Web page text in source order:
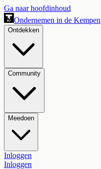
Ga naar hoofdinhoud
Ondernemen in de Kempen
Ontdekken
Community
Meedoen
Inloggen
Inloggen